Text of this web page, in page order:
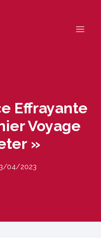
Effrayante
Voyage
»
04/2023